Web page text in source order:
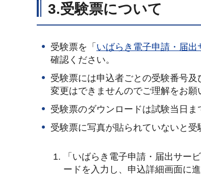
3.受験票について
受験票を「 いばらき電子申請・届出
確認ください。
受験票には申込者ごとの受験番号
変更はできませんのでご理解をお願
受験票のダウンロードは試験当日ま
受験票に写真が貼られていないと受
「いばらき電子申請・届出サー
ードを入力し、申込詳細画面に進